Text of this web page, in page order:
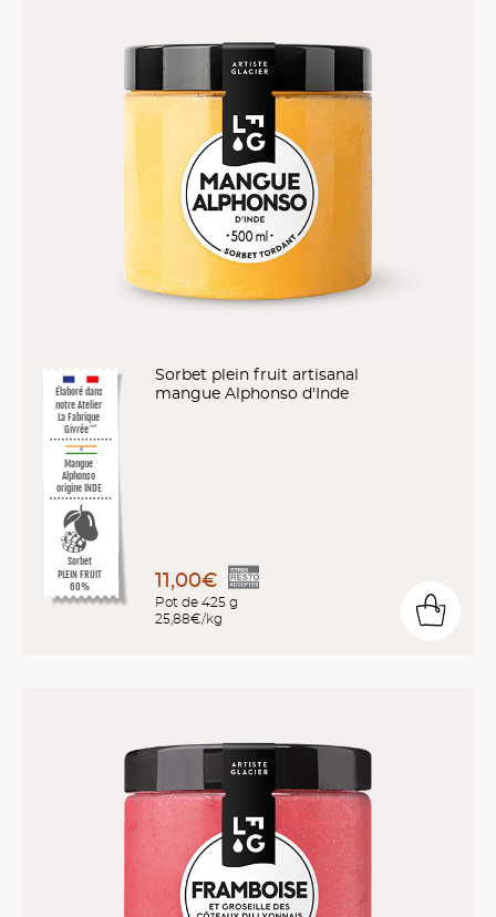
Élaboré dans
notre Atelier
La Fabrique
Givrée ™*
Mangue
Alphonso
origine INDE
Sorbet
PLEIN FRUIT
60%
Sorbet plein fruit artisanal
mangue Alphonso d'Inde
11,00€
Pot de 425 g
25,88€/kg